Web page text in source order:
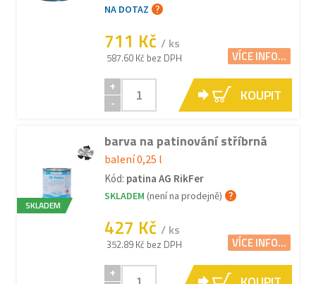
NA DOTAZ
711 Kč / ks
587.60 Kč bez DPH VÍCE INFO...
+
-
KOUPIT
SKLADEM
barva na patinování stříbrná
balení 0,25 l
Kód: patina AG RikFer
SKLADEM (není na prodejně)
427 Kč / ks
352.89 Kč bez DPH VÍCE INFO...
+